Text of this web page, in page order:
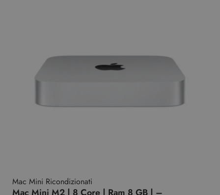
Mac Mini Ricondizionati